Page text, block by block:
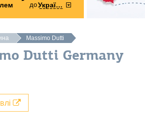
доУкраїни Вінницька
Massimo Dutti
Dutti Germany